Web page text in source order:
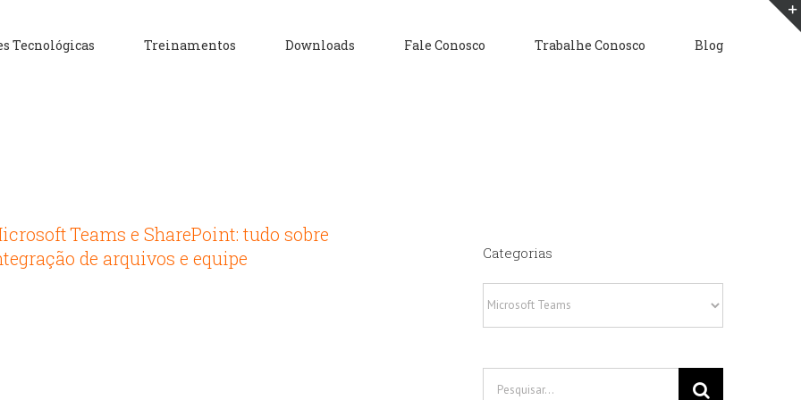
Tecnológicas Treinamentos Downloads Fale Conosco Trabalhe Conosco Blog
Teams e SharePoint: tudo sobre
de arquivos e equipe
Categorias
Categorias
Buscar